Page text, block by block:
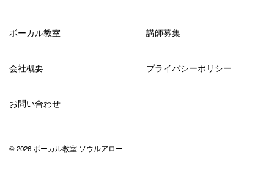
ボーカル教室 講師募集
会社概要 プライバシーポリシー
お問い合わせ
© 2026 ボーカル教室 ソウルアロー